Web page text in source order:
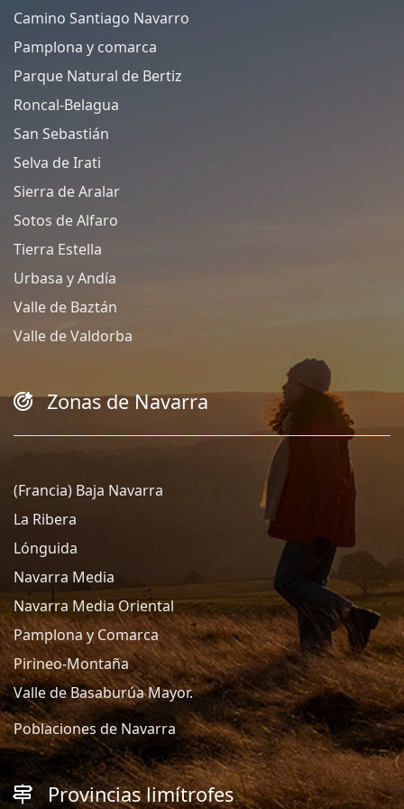
Camino Santiago Navarro
Pamplona y comarca
Parque Natural de Bertiz
Roncal-Belagua
San Sebastián
Selva de Irati
Sierra de Aralar
Sotos de Alfaro
Tierra Estella
Urbasa y Andía
Valle de Baztán
Valle de Valdorba
Zonas de Navarra
(Francia) Baja Navarra
La Ribera
Lónguida
Navarra Media
Navarra Media Oriental
Pamplona y Comarca
Pirineo-Montaña
Valle de Basaburúa Mayor.
Poblaciones de Navarra
Provincias limítrofes